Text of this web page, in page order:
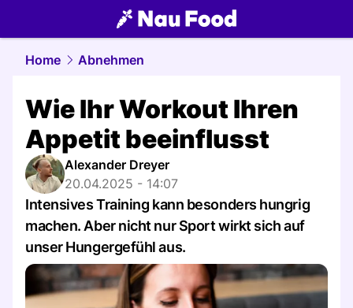
food.NAU.ch
Home Abnehmen
Wie Ihr Workout Ihren
Appetit beeinflusst
Alexander Dreyer
20.04.2025 - 14:07
Intensives Training kann besonders hungrig
machen. Aber nicht nur Sport wirkt sich auf
unser Hungergefühl aus.